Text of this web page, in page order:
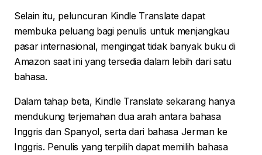
Selain itu, peluncuran Kindle Translate dapat
membuka peluang bagi penulis untuk menjangkau
pasar internasional, mengingat tidak banyak buku di
Amazon saat ini yang tersedia dalam lebih dari satu
bahasa.
Dalam tahap beta, Kindle Translate sekarang hanya
mendukung terjemahan dua arah antara bahasa
Inggris dan Spanyol, serta dari bahasa Jerman ke
Inggris. Penulis yang terpilih dapat memilih bahasa